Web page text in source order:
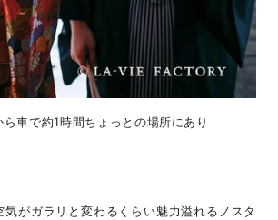
車で約1時間ちょっとの場所にあり
がガラリと変わるくらい魅力溢れるノスタ